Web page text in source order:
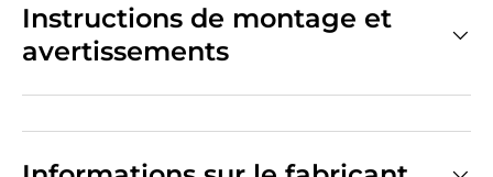
Instructions de montage et
avertissements